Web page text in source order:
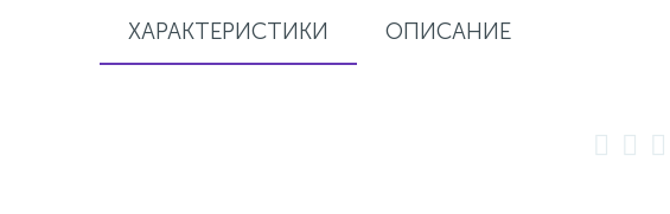
ХАРАКТЕРИСТИКИ ОПИСАНИЕ